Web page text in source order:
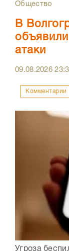
Общество
В
атаки
09.08.2026
Комментарии
Угроза